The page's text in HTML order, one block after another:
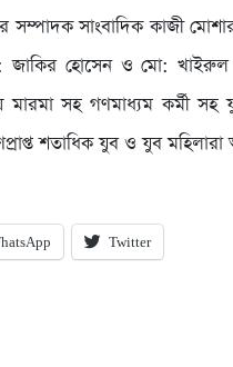
সম্পাদক সাংবাদিক কাজী
হোসেন ও মো: খাইরুল
মারমা সহ গণমাধ্যম কর্মী সহ
শতাধিক যুব ও যুব
Twitter